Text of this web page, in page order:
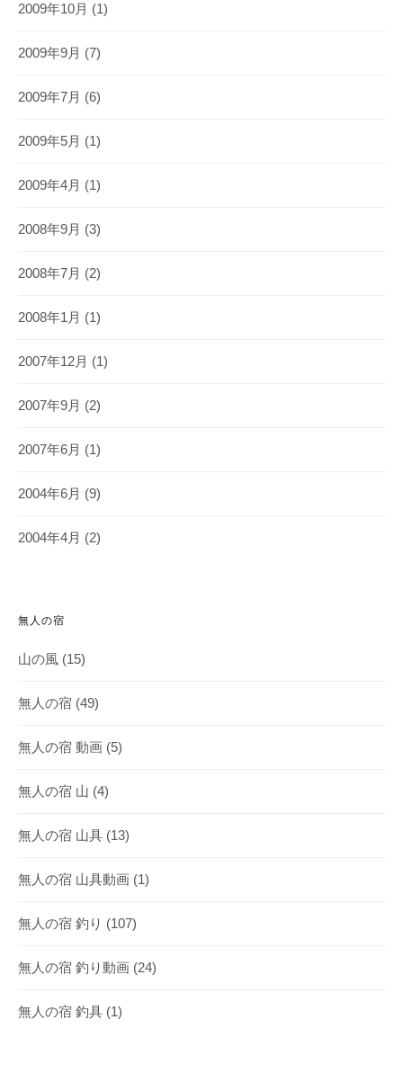
2009年10月 (1)
2009年9月 (7)
2009年7月 (6)
2009年5月 (1)
2009年4月 (1)
2008年9月 (3)
2008年7月 (2)
2008年1月 (1)
2007年12月 (1)
2007年9月 (2)
2007年6月 (1)
2004年6月 (9)
2004年4月 (2)
無人の宿
山の風 (15)
無人の宿 (49)
無人の宿 動画 (5)
無人の宿 山 (4)
無人の宿 山具 (13)
無人の宿 山具動画 (1)
無人の宿 釣り (107)
無人の宿 釣り動画 (24)
無人の宿 釣具 (1)